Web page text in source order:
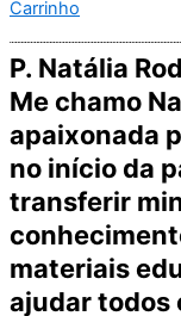
Carrinho
P. Natália
Me chamo
apaixonada
no início da
transferir
materiais
ajudar todos